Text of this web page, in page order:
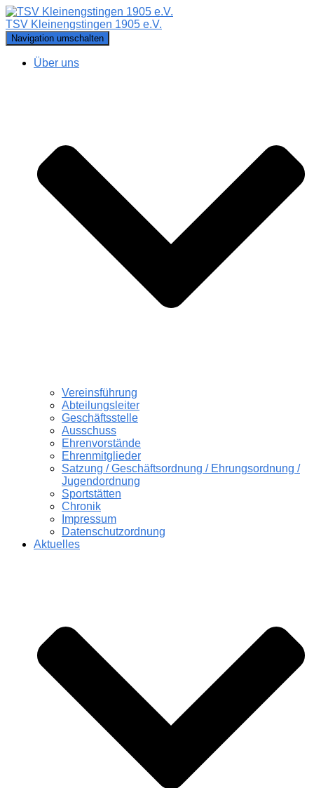
TSV Kleinengstingen 1905 e.V.
Navigation umschalten
Über uns
Vereinsführung
Abteilungsleiter
Geschäftsstelle
Ausschuss
Ehrenvorstände
Ehrenmitglieder
Satzung / Geschäftsordnung / Ehrungsordnung /
Jugendordnung
Sportstätten
Chronik
Impressum
Datenschutzordnung
Aktuelles